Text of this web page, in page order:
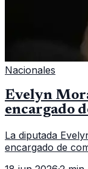
Nacionales
Evelyn
encargado
La diputada
encargado de